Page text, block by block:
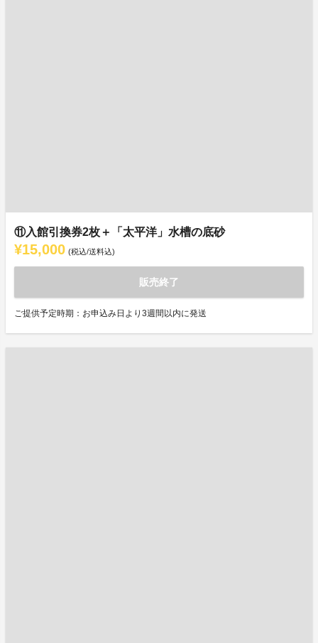
⑪入館引換券2枚＋「太平洋」水槽の底砂
¥15,000 (税込/送料込)
販売終了
ご提供予定時期：お申込み日より3週間以内に発送